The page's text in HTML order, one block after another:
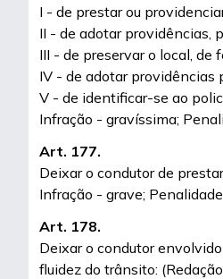
I - de prestar ou
II - de adotar providências,
III - de preservar o local,
IV - de adotar providências
V - de identificar-se ao
Infração - gravíssima;
Art. 177.
Deixar o condutor de
Infração - grave;
Art. 178.
Deixar o condutor
fluidez do trânsito: